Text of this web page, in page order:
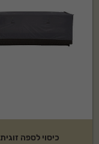
כיסוי לספה זוגית